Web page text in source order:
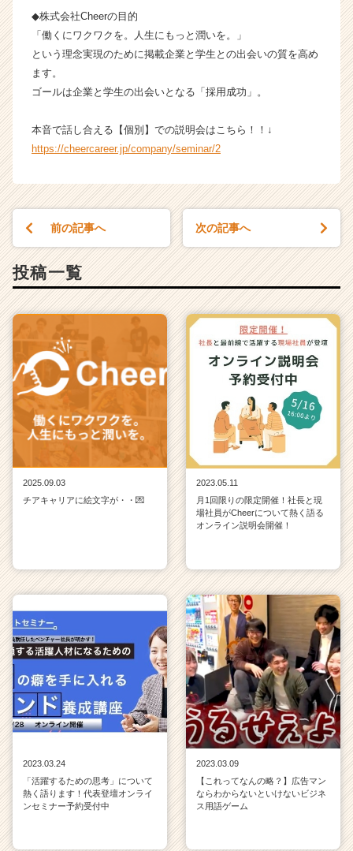
◆株式会社Cheerの目的
「働くにワクワクを。人生にもっと潤いを。」
という理念実現のために掲載企業と学生との出会いの質を高め
ます。
ゴールは企業と学生の出会いとなる「採用成功」。
本音で話し合える【個別】での説明会はこちら！！↓
https://cheercareer.jp/company/seminar/2
前の記事へ 次の記事へ
投稿一覧
2025.09.03
チアキャリアに絵文字が・・💌
2023.05.11
月1回限りの限定開催！社長と現
場社員がCheerについて熱く語る
オンライン説明会開催！
2023.03.24
「活躍するための思考」について
熱く語ります！代表登壇オンライ
ンセミナー予約受付中
2023.03.09
【これってなんの略？】広告マン
ならわからないといけないビジネ
ス用語ゲーム